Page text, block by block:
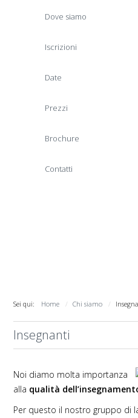
Dove siamo
Iscrizioni
Date
Prezzi
Brochure
Contatti
Sei qui: Home Chi siamo
Insegnanti
Noi diamo molta importanza
alla qualità
Per questo il nostro gruppo di